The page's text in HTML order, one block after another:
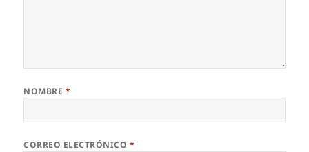
NOMBRE *
CORREO ELECTRÓNICO *